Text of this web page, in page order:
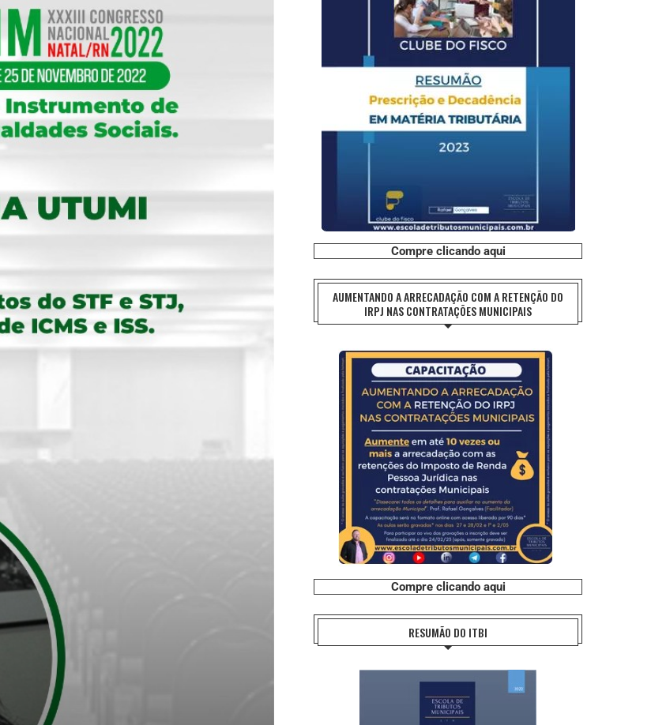
Compre clicando aqui
AUMENTANDO A ARRECADAÇÃO COM A RETENÇÃO DO
IRPJ NAS CONTRATAÇÕES MUNICIPAIS
Compre clicando aqui
RESUMÃO DO ITBI